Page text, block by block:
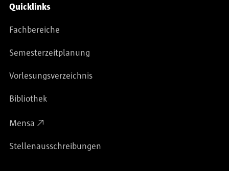
Service-Navigation
Quicklinks
Fachbereiche
Semesterzeitplanung
Vorlesungsverzeichnis
Bibliothek
Mensa
Stellenausschreibungen